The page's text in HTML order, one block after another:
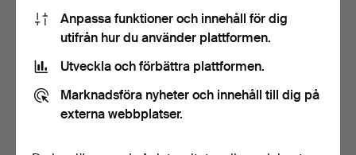
ARCHIMEDE SEGUSO.
PARFYMFLAKONG,
MURANOGLA…
9 tim 44 min
RADIO AUDION
TELEFUNKEN
Anpassa funktioner och innehåll för dig
utifrån hur du använder plattformen.
Utveckla och förbättra plattformen.
Marknadsföra nyheter och innehåll till dig på
externa webbplatser.